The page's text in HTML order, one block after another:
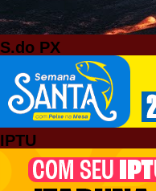
S.do PX
IPTU